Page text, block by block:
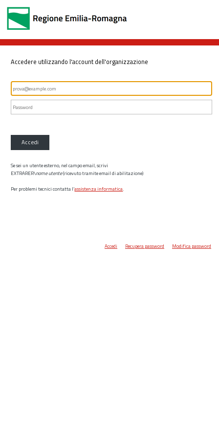
Accedere utilizzando l'account dell'organizzazione
Accedi
Se sei un utente esterno, nel campo email, scrivi
EXTRARER\nome utente(ricevuto tramite email di abilitazione)
Per problemi tecnici contatta l’assistenza informatica.
Accedi Recupera password Modifica password